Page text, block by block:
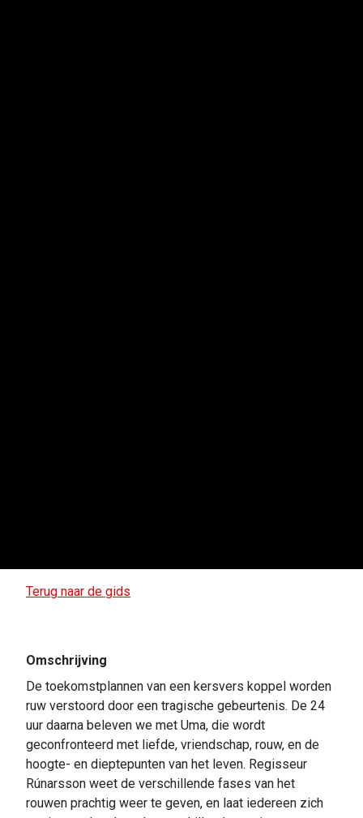
Terug naar de gids
Omschrijving
De toekomstplannen van een kersvers koppel worden
ruw verstoord door een tragische gebeurtenis. De 24
uur daarna beleven we met Uma, die wordt
geconfronteerd met liefde, vriendschap, rouw, en de
hoogte- en dieptepunten van het leven. Regisseur
Rúnarsson weet de verschillende fases van het
rouwen prachtig weer te geven, en laat iedereen zich